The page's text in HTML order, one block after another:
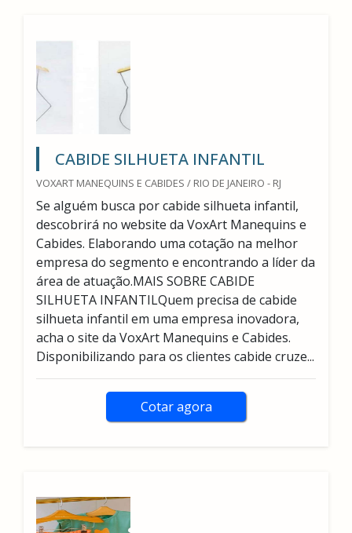
CABIDE SILHUETA INFANTIL
VOXART MANEQUINS E CABIDES / RIO DE JANEIRO - RJ
Se alguém busca por cabide silhueta infantil,
descobrirá no website da VoxArt Manequins e
Cabides. Elaborando uma cotação na melhor
empresa do segmento e encontrando a líder da
área de atuação.MAIS SOBRE CABIDE
SILHUETA INFANTILQuem precisa de cabide
silhueta infantil em uma empresa inovadora,
acha o site da VoxArt Manequins e Cabides.
Disponibilizando para os clientes cabide cruze...
Cotar agora